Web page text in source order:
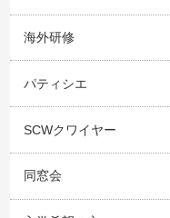
海外研修
パティシエ
SCWクワイヤー
同窓会